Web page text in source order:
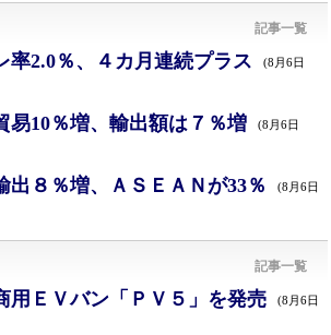
記事一覧
率2.0％、４カ月連続プラス (8月6日
易10％増、輸出額は７％増 (8月6日
出８％増、ＡＳＥＡＮが33％ (8月6日
記事一覧
用ＥＶバン「ＰＶ５」を発売 (8月6日